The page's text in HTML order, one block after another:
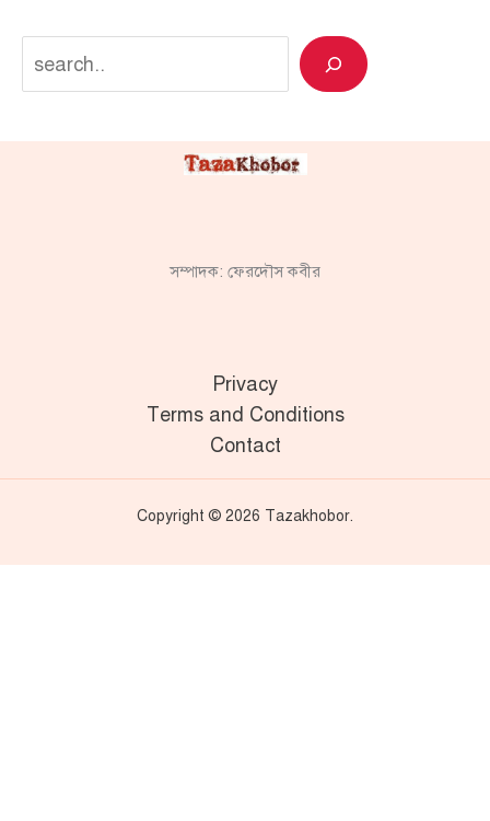
Search
সম্পাদক: ফেরদৌস কবীর
Privacy
Terms and Conditions
Contact
Copyright © 2026 Tazakhobor.